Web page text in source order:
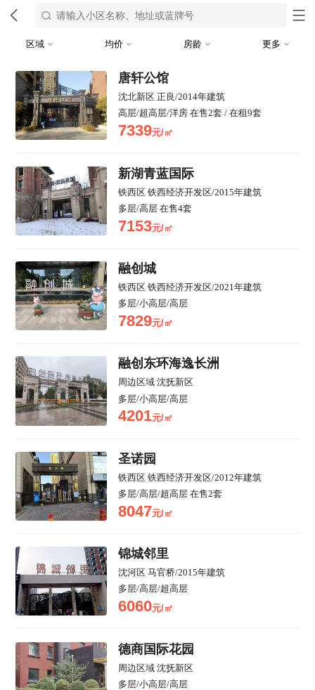
区域 均价 房龄 更多
唐轩公馆
沈北新区 正良/2014年建筑
高层/超高层/洋房 在售2套/ 在租9套
7339元/㎡
新湖青蓝国际
铁西区 铁西经济开发区/2015年建筑
多层/高层 在售4套
7153元/㎡
融创城
铁西区 铁西经济开发区/2021年建筑
多层/小高层/高层
7829元/㎡
融创东环海逸长洲
周边区域 沈抚新区
多层/小高层/高层
4201元/㎡
圣诺园
铁西区 铁西经济开发区/2012年建筑
多层/高层/超高层 在售2套
8047元/㎡
锦城邻里
沈河区 马官桥/2015年建筑
多层/高层/超高层
6060元/㎡
德商国际花园
周边区域 沈抚新区
多层/小高层/高层